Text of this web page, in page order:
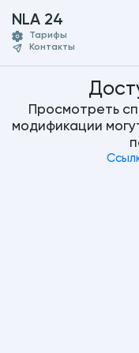
NLA 24
Тарифы
Контакты
Просмотреть
модификации